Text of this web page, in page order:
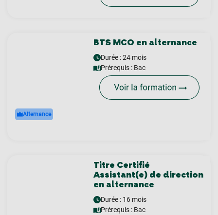
Alternance
BTS MCO en alternance
Durée : 24 mois
Prérequis : Bac
Titre Certifié
Assistant(e) de direction
en alternance
Durée : 16 mois
Prérequis : Bac